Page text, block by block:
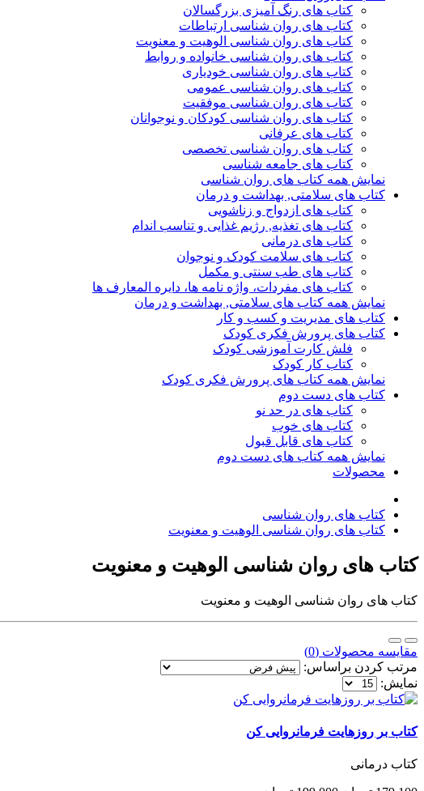
کتاب های رنگ آمیزی بزرگسالان
کتاب های روان شناسی ارتباطات
کتاب های روان شناسی الوهیت و معنویت
کتاب های روان شناسی خانواده و روابط
کتاب های روان شناسی خودیاری
کتاب های روان شناسی عمومی
کتاب های روان شناسی موفقیت
کتاب های روان شناسی کودکان و نوجوانان
کتاب های عرفانی
کتاب های روان شناسی تخصصی
کتاب های جامعه شناسی
نمایش همه کتاب های روان شناسی
کتاب های سلامتی, بهداشت و درمان
کتاب های ازدواج و زناشویی
کتاب های تغذیه, رژیم غذایی و تناسب اندام
کتاب های درمانی
کتاب های سلامت کودک و نوجوان
کتاب های طب سنتی و مکمل
کتاب های مفردات، واژه نامه ها، دایره المعارف ها
نمایش همه کتاب های سلامتی, بهداشت و درمان
کتاب های مدیریت و کسب و کار
کتاب های پرورش فکری کودک
فلش کارت آموزشی کودک
کتاب کار کودک
نمایش همه کتاب های پرورش فکری کودک
کتاب های دست دوم
کتاب های در حد نو
کتاب های خوب
کتاب های قابل قبول
نمایش همه کتاب های دست دوم
محصولات
کتاب های روان شناسی
کتاب های روان شناسی الوهیت و معنویت
کتاب های روان شناسی الوهیت و معنویت
کتاب های روان شناسی الوهیت و معنویت
مقایسه محصولات (0)
مرتب کردن براساس:
نمایش:
کتاب بر روزهایت فرمانروایی کن
کتاب درمانی